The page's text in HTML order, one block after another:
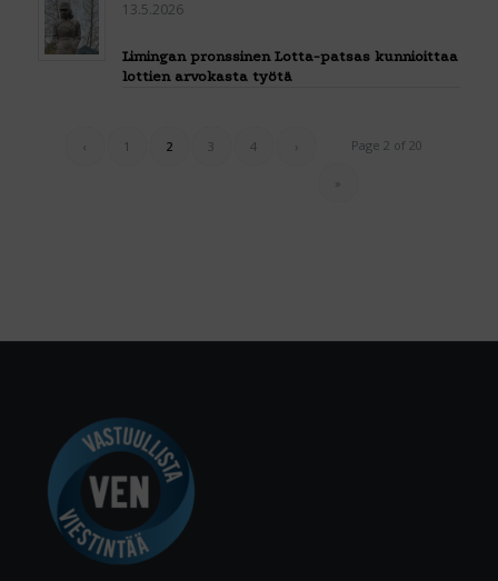
13.5.2026
Limingan pronssinen Lotta-patsas kunnioittaa
lottien arvokasta työtä
Page 2 of 20
‹ 1 2 3 4 ›
»